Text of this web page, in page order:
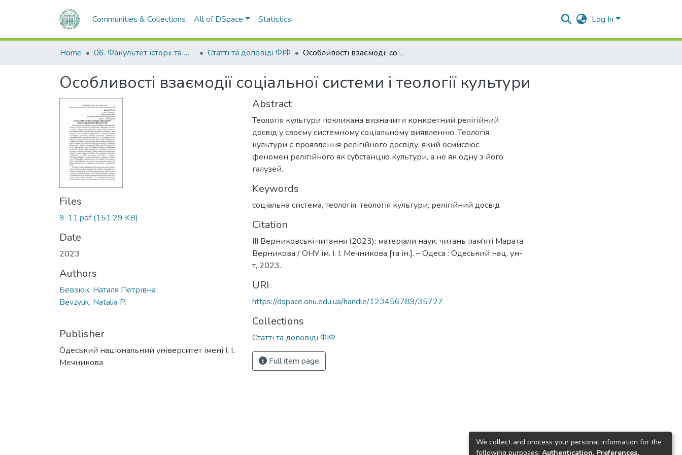
Communities & Collections All of DSpace Statistics Log In
Home 06. Факультет історії та філософії Статті та доповіді ФІФ Особливості взаємодії соціальної системи і теології культури
Особливості взаємодії соціальної системи і теології культури
Files
9-11.pdf(151.29 KB)
Date
2023
Authors
Бевзюк, Наталя Петрівна
Bevzyuk, Natalia P.
Publisher
Одеський національний університет імені І. І.
Мечникова
Abstract
Теологія культури покликана визначити конкретний релігійний
досвід у своєму системному соціальному виявленню. Теологія
культури є проявлення релігійного досвіду, який осмислює
феномен релігійного як субстанцію культури, а не як одну з його
галузей.
Keywords
соціальна система, теологія, теологія культури, релігійний досвід
Citation
ІІІ Верниковські читання (2023): матеріали наук. читань пам'яті Марата
Верникова / ОНУ ім. І. І. Мечникова [та ін.]. – Одеса : Одеський нац. ун-
т, 2023.
URI
https://dspace.onu.edu.ua/handle/123456789/35727
Collections
Статті та доповіді ФІФ
Full item page
We collect and process your personal information for the
following purposes: Authentication, Preferences,